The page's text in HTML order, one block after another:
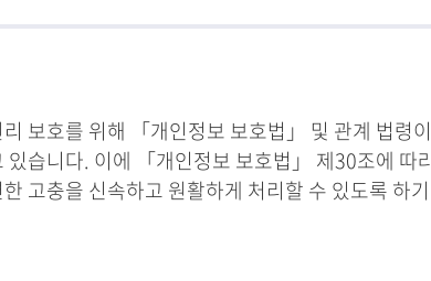
보호를 위해 「개인정보 보호법」 및 관계 법령
습니다. 이에 「개인정보 보호법」 제30조에 따
고충을 신속하고 원활하게 처리할 수 있도록 하